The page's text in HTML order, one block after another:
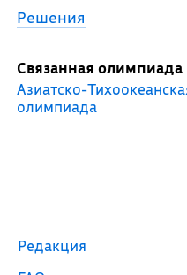
Решения
Связанная олимпиада
Азиатско-
олимпиада
Редакция